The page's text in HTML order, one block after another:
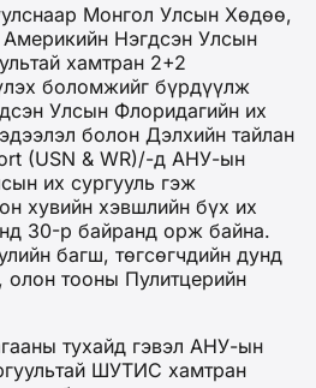
Монгол Улсын Хөдөө,
Нэгдсэн Улсын
хамтран 2+2
боломжийг бүрдүүлж
Улсын Флоридагийн их
болон Дэлхийн тайлан
(USN & WR)/-д АНУ-ын
их сургууль гэж
хувийн хэвшлийн бүх их
30-р байранд орж байна.
багш, төгсөгчдийн дунд
олон тооны Пулитцерийн
тухайд гэвэл АНУ-ын
ШУТИС хамтран